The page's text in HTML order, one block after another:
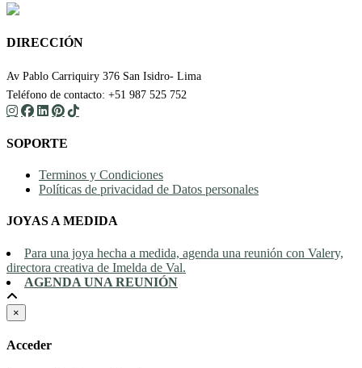
DIRECCIÓN
Av Pablo Carriquiry 376 San Isidro- Lima
Teléfono de contacto: +51 987 525 752
SOPORTE
Terminos y Condiciones
Políticas de privacidad de Datos personales
JOYAS A MEDIDA
Para una joya hecha a medida, agenda una reunión con Valery,
directora creativa de Imelda de Val.
AGENDA UNA REUNIÓN
×
Acceder